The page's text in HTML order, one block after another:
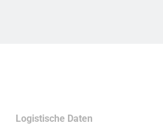
Logistische Daten